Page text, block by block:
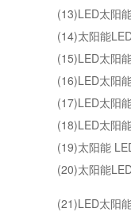
(13)LED太阳
(14)太阳能
(15)LED太阳
(16)LED太阳
(17)LED太阳
(18)LED太阳
(19)太阳能
(20)太阳能
(21)LED太阳